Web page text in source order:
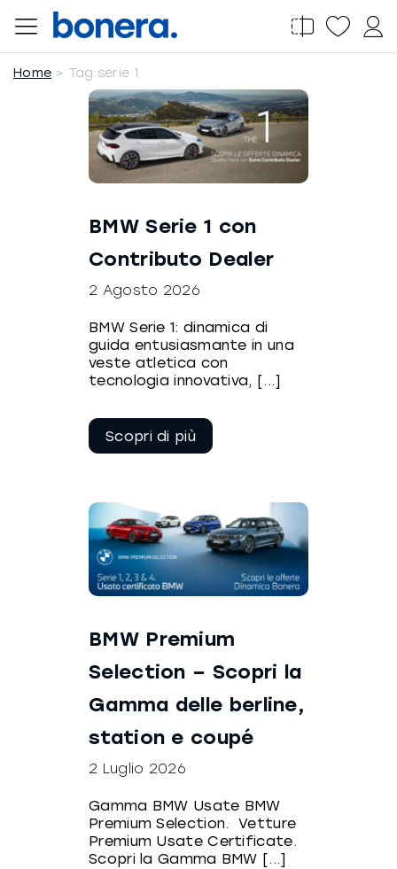
Salta
contenuto
Home Tag: serie 1
BMW Serie 1 con
Contributo Dealer
2 Agosto 2026
BMW Serie 1: dinamica di
guida entusiasmante in una
veste atletica con
tecnologia innovativa, [...]
leggere
BMW Premium
Selection – Scopri la
Gamma delle berline,
station e coupé
2 Luglio 2026
Gamma BMW Usate BMW
Premium Selection. Vetture
Premium Usate Certificate.
Scopri la Gamma BMW [...]